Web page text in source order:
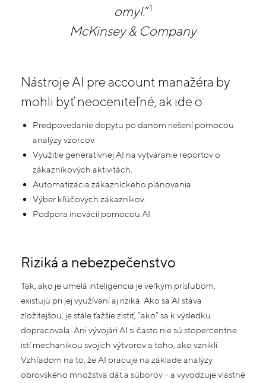
omyl.”1
McKinsey & Company
Nástroje AI pre account manažéra by
mohli byť neoceniteľné, ak ide o:
Predpovedanie dopytu po danom riešení pomocou
analýzy vzorcov.
Využitie generatívnej AI na vytváranie reportov o
zákazníkových aktivitách.
Automatizácia zákazníckeho plánovania.
Výber kľúčových zákazníkov.
Podpora inovácií pomocou AI.
Riziká a nebezpečenstvo
Tak, ako je umelá inteligencia je veľkým prísľubom,
existujú pri jej využívaní aj riziká. Ako sa AI stáva
zložitejšou, je stále ťažšie zistiť, “ako” sa k výsledku
dopracovala. Ani vývojári AI si často nie sú stopercentne
istí mechanikou svojich výtvorov a toho, ako vznikli.
Vzhľadom na to, že AI pracuje na základe analýzy
obrovského množstva dát a súborov – a vyvodzuje vlastné